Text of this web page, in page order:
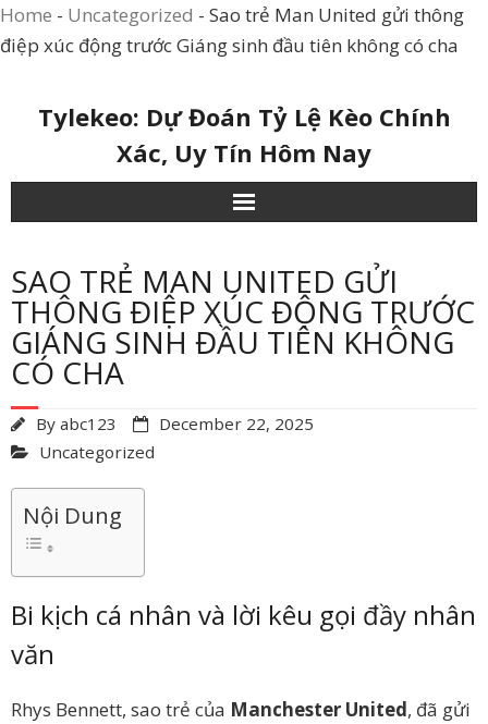
Home - Uncategorized - Sao trẻ Man United gửi thông
điệp xúc động trước Giáng sinh đầu tiên không có cha
Tylekeo: Dự Đoán Tỷ Lệ Kèo Chính
Xác, Uy Tín Hôm Nay
SAO TRẺ MAN UNITED GỬI
THÔNG ĐIỆP XÚC ĐỘNG TRƯỚC
GIÁNG SINH ĐẦU TIÊN KHÔNG
CÓ CHA
By abc123
December 22, 2025
Uncategorized
Nội Dung
Bi kịch cá nhân và lời kêu gọi đầy nhân
văn
Rhys Bennett, sao trẻ của Manchester United, đã gửi